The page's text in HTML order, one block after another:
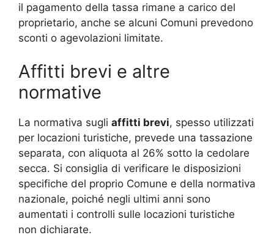
il pagamento della tassa rimane a carico del
proprietario, anche se alcuni Comuni prevedono
sconti o agevolazioni limitate.
Affitti brevi e altre
normative
La normativa sugli affitti brevi, spesso utilizzati
per locazioni turistiche, prevede una tassazione
separata, con aliquota al 26% sotto la cedolare
secca. Si consiglia di verificare le disposizioni
specifiche del proprio Comune e della normativa
nazionale, poiché negli ultimi anni sono
aumentati i controlli sulle locazioni turistiche
non dichiarate.